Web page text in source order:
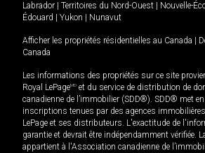
Labrador
Territoires du Nord-Ouest Nouvelle-
Édouard
Yukon Nunavut
Afficher les propriétés résidentielles au Canada
Canada
Les informations des propriétés sur ce site
Royal LePageMD et du service de distribution de
canadienne de l’immobilier (SDD®). SDD® met en
inscriptions tenues par des agences immobilières
LePage et ses distributeurs. L'exactitude de
garantie et devrait être indépendamment vérifiée.
appartient à l'Association canadienne de